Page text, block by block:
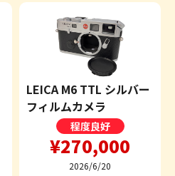
LEICA M6 TTL シルバー
フィルムカメラ
程度良好
¥270,000
2026/6/20